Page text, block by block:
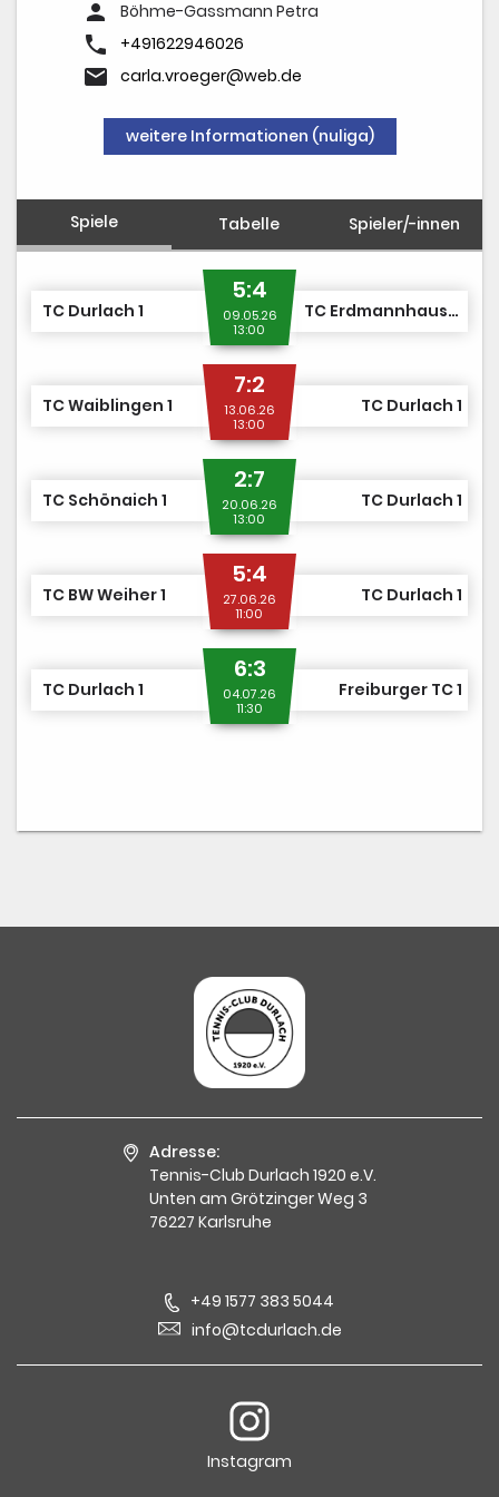
person Böhme-Gassmann Petra
phone +491622946026
email carla.vroeger@web.de
weitere Informationen (nuliga)
Spiele Tabelle Spieler/-innen
TC Durlach 1
5:4
09.05.26
13:00
TC Erdmannhausen 1
TC Waiblingen 1
7:2
13.06.26
13:00
TC Durlach 1
TC Schönaich 1
2:7
20.06.26
13:00
TC Durlach 1
TC BW Weiher 1
5:4
27.06.26
11:00
TC Durlach 1
TC Durlach 1
6:3
04.07.26
11:30
Freiburger TC 1
Adresse:
Tennis-Club Durlach 1920 e.V.
Unten am Grötzinger Weg 3
76227 Karlsruhe
+49 1577 383 5044
info@tcdurlach.de
Instagram